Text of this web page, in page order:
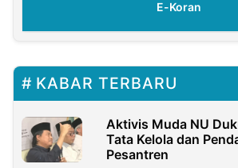
E-Koran
KABAR TERBARU
Aktivis Muda NU
Tata Kelola dan
Pesantren